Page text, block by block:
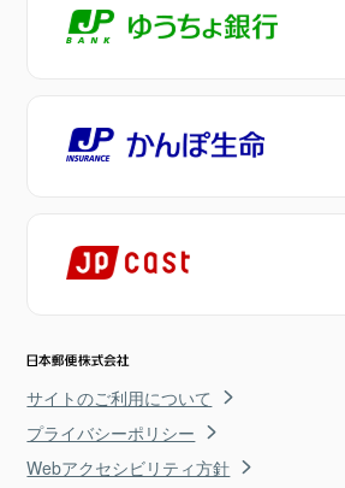
サイトのご利用について
プライバシーポリシー
Webアクセシビリティ方針